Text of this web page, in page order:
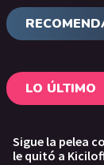
LO ÚLTIMO
Sigue la pelea
le quitó a